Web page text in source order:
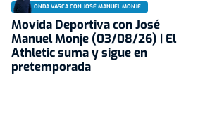
ONDA VASCA CON JOSÉ MANUEL MONJE
Movida Deportiva con José
Manuel Monje (03/08/26) | El
Athletic suma y sigue en
pretemporada